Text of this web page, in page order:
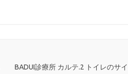
BADUI診療所 カルテ.2 トイレのサ